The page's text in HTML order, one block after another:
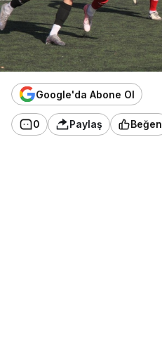
Google'da Abone Ol
0 Paylaş Beğen